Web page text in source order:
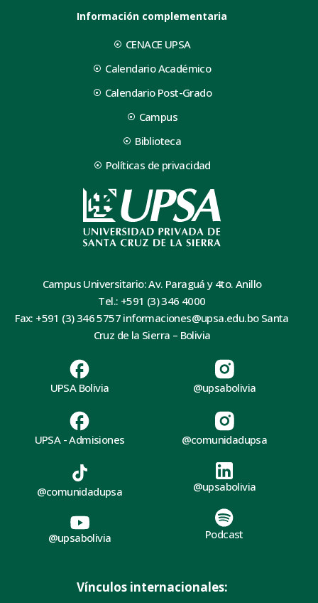
Información complementaria
CENACE UPSA
Calendario Académico
Calendario Post-Grado
Campus
Biblioteca
Políticas de privacidad
Campus Universitario: Av. Paraguá y 4to. Anillo
Tel.: +591 (3) 346 4000
Fax: +591 (3) 346 5757 informaciones@upsa.edu.bo Santa
Cruz de la Sierra – Bolivia
UPSA Bolivia
UPSA - Admisiones
@upsabolivia
@comunidadupsa
@comunidadupsa
@upsabolivia
@upsabolivia
Podcast
Vínculos internacionales: